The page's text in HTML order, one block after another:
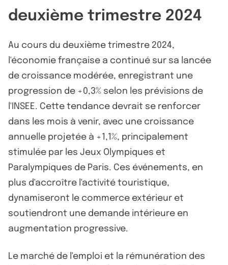
deuxième trimestre 2024
Au cours du deuxième trimestre 2024,
l'économie française a continué sur sa lancée
de croissance modérée, enregistrant une
progression de +0,3% selon les prévisions de
l'INSEE. Cette tendance devrait se renforcer
dans les mois à venir, avec une croissance
annuelle projetée à +1,1%, principalement
stimulée par les Jeux Olympiques et
Paralympiques de Paris. Ces événements, en
plus d'accroître l'activité touristique,
dynamiseront le commerce extérieur et
soutiendront une demande intérieure en
augmentation progressive.
Le marché de l'emploi et la rémunération des